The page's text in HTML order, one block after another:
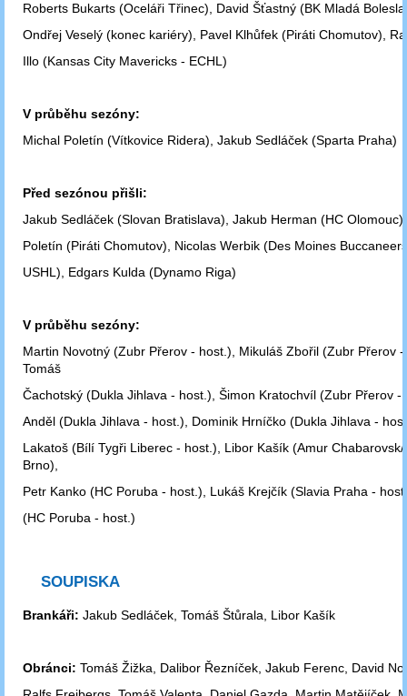
Roberts Bukarts (Oceláři Třinec), David Šťastný (BK Mladá
Ondřej Veselý (konec kariéry), Pavel Klhůfek (Piráti Chomutov),
Illo (Kansas City Mavericks - ECHL)
V průběhu sezóny:
Michal Poletín (Vítkovice Ridera), Jakub Sedláček (Sparta Praha)
Před sezónou přišli:
Jakub Sedláček (Slovan Bratislava), Jakub Herman (HC
Poletín (Piráti Chomutov), Nicolas Werbik (Des Moines
USHL), Edgars Kulda (Dynamo Riga)
V průběhu sezóny:
Martin Novotný (Zubr Přerov - host.), Mikuláš Zbořil (Zubr Přerov
Tomáš
Čachotský (Dukla Jihlava - host.), Šimon Kratochvíl (Zubr Přerov -
Anděl (Dukla Jihlava - host.), Dominik Hrníčko (Dukla Jihlava -
Lakatoš (Bílí Tygři Liberec - host.), Libor Kašík (Amur
Brno),
Petr Kanko (HC Poruba - host.), Lukáš Krejčík (Slavia Praha -
(HC Poruba - host.)
SOUPISKA
Brankáři: Jakub Sedláček, Tomáš Štůrala, Libor Kašík
Obránci: Tomáš Žižka, Dalibor Řezníček, Jakub Ferenc, David